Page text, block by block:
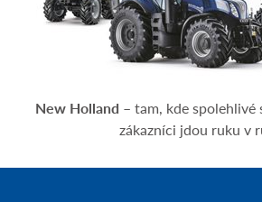
New Holland – tam, kde
zákazníci jdou ruku v